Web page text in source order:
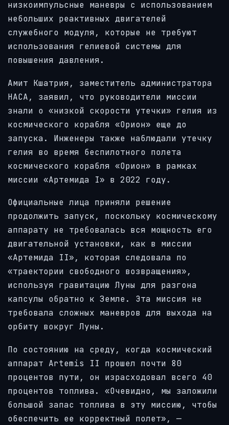
низкоимпульсные маневры с использованием
небольших реактивных двигателей
служебного модуля, которые не требуют
использования гелиевой системы для
повышения давления.
Амит Кшатрия, заместитель администратора
НАСА, заявил, что руководители миссии
знали о «низкой скорости утечки» гелия из
космического корабля «Орион» еще до
запуска. Инженеры также наблюдали утечку
гелия во время беспилотного полета
космического корабля «Орион» в рамках
миссии «Артемида I» в 2022 году.
Официальные лица приняли решение
продолжить запуск, поскольку космическому
аппарату не требовалась вся мощность его
двигательной установки, как в миссии
«Артемида II», которая следовала по
«траектории свободного возвращения»,
используя гравитацию Луны для разгона
капсулы обратно к Земле. Эта миссия не
требовала сложных маневров для выхода на
орбиту вокруг Луны.
По состоянию на среду, когда космический
аппарат Artemis II прошел почти 80
процентов пути, он израсходовал всего 40
процентов топлива. «Очевидно, мы заложили
большой запас топлива в эту миссию, чтобы
обеспечить ее корректный полет», —